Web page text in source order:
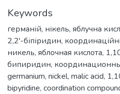
Keywords
германій, нікель, яблучна
2,2'-біпіридин,
никель, яблочная кислота,
бипиридин,
germanium, nickel, malic acid,
bipyridine, coordination